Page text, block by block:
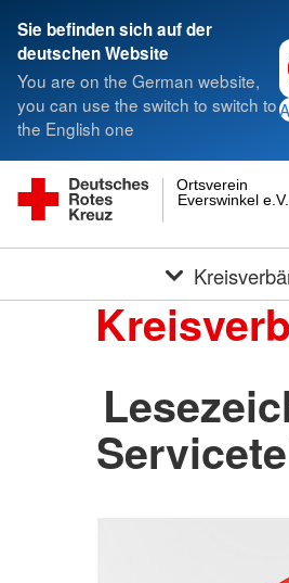
Sie befinden sich auf der
deutschen Website
You are on the German website,
you can use the switch to switch to
the English one
Everswinkel e.V.
Ortsverein